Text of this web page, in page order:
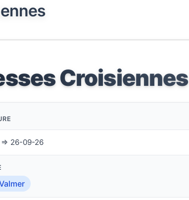
Croisiennes
⇒ 26-09-26